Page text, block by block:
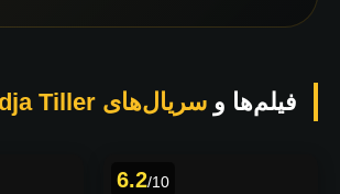
فیلم‌ها و سریال‌های Nadja Tiller
6.2/10